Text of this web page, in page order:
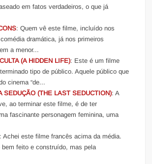
em fatos verdadeiros, o que já
: Quem vê este filme, incluído nos
dramática, já nos primeiros
a menor...
(A HIDDEN LIFE): Este é um filme
tipo de público. Aquele público que
cinema “de...
SEDUÇÃO (THE LAST SEDUCTION): A
ao terminar este filme, é de ter
fascinante personagem feminina, uma
: Achei este filme francês acima da média.
bem feito e construído, mas pela